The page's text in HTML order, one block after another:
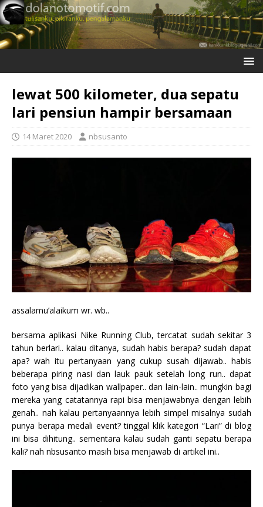
lewat 500 kilometer, dua sepatu
lari pensiun hampir bersamaan
14 Maret 2020 nbsusanto
assalamu’alaikum wr. wb..
bersama aplikasi Nike Running Club, tercatat sudah sekitar 3
tahun berlari.. kalau ditanya, sudah habis berapa? sudah dapat
apa? wah itu pertanyaan yang cukup susah dijawab.. habis
beberapa piring nasi dan lauk pauk setelah long run.. dapat
foto yang bisa dijadikan wallpaper.. dan lain-lain.. mungkin bagi
mereka yang catatannya rapi bisa menjawabnya dengan lebih
genah.. nah kalau pertanyaannya lebih simpel misalnya sudah
punya berapa medali event? tinggal klik kategori “Lari” di blog
ini bisa dihitung.. sementara kalau sudah ganti sepatu berapa
kali? nah nbsusanto masih bisa menjawab di artikel ini..